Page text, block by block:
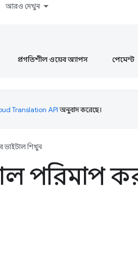
আরও দেখুন
প্রগতিশীল ওয়েব অ্যাপস পেমেন্ট
Translation APIঅনুবাদ করেছে।
ভাইটাল শিখুন
পরিমাপ